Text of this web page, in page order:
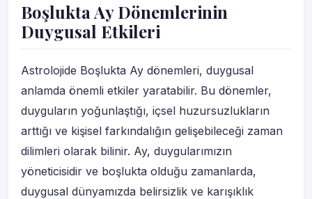
Boşlukta Ay Dönemlerinin
Duygusal Etkileri
Astrolojide Boşlukta Ay dönemleri, duygusal
anlamda önemli etkiler yaratabilir. Bu dönemler,
duyguların yoğunlaştığı, içsel huzursuzlukların
arttığı ve kişisel farkındalığın gelişebileceği zaman
dilimleri olarak bilinir. Ay, duygularımızın
yöneticisidir ve boşlukta olduğu zamanlarda,
duygusal dünyamızda belirsizlik ve karışıklık